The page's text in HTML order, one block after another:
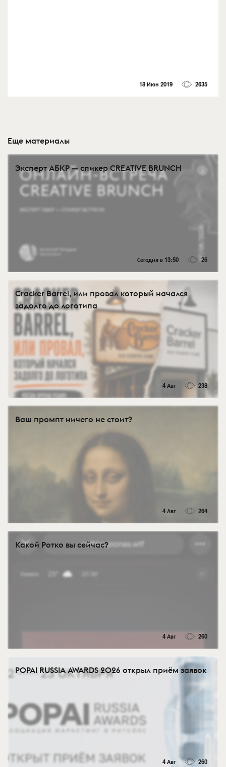
18 Июн 2019 2635
Еще материалы
Эксперт АБКР — спикер CREATIVE BRUNCH
Сегодня в 13:50 26
Cracker Barrel, или провал который начался
задолго до логотипа
4 Авг 238
Ваш промпт ничего не стоит?
4 Авг 264
Какой Ротко вы сейчас?
4 Авг 260
POPAI RUSSIA AWARDS 2026 открыл приём заявок
4 Авг 260